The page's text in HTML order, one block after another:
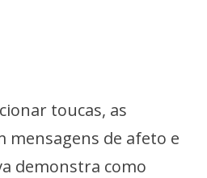
toucas, as
mensagens de afeto e
demonstra como